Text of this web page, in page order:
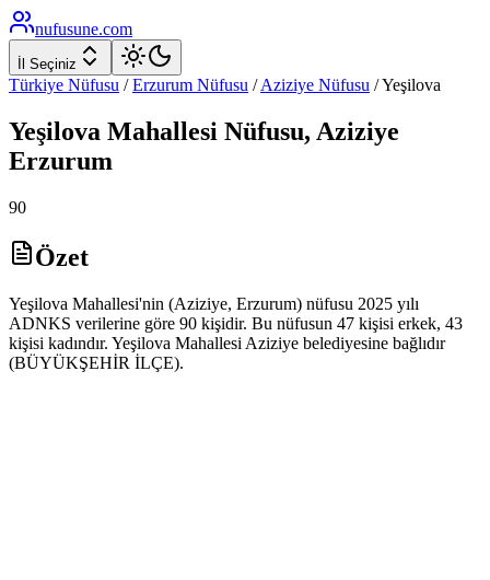
nufusune.com
İl Seçiniz
Türkiye Nüfusu / Erzurum Nüfusu / Aziziye Nüfusu /Yeşilova
Yeşilova Mahallesi Nüfusu, Aziziye
Erzurum
90
Özet
Yeşilova Mahallesi'nin (Aziziye, Erzurum) nüfusu 2025 yılı
ADNKS verilerine göre 90 kişidir. Bu nüfusun 47 kişisi erkek, 43
kişisi kadındır. Yeşilova Mahallesi Aziziye belediyesine bağlıdır
(BÜYÜKŞEHİR İLÇE).